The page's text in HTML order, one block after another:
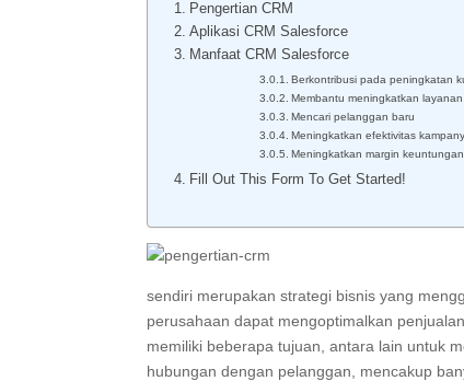
Pengertian CRM
Aplikasi CRM Salesforce
Manfaat CRM Salesforce
Berkontribusi pada peningkatan
Membantu meningkatkan
Mencari pelanggan baru
Meningkatkan efektivitas
Meningkatkan margin keuntungan
Fill Out This Form To Get Started!
sendiri merupakan strategi bisnis yang
perusahaan dapat mengoptimalkan
memiliki beberapa tujuan, antara lain untuk
hubungan dengan pelanggan, mencakup